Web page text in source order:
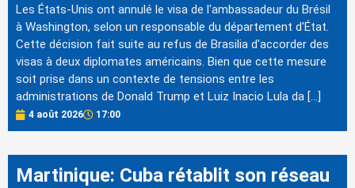
Les États-Unis ont annulé le visa de l'ambassadeur du Brésil
à Washington, selon un responsable du département d'État.
Cette décision fait suite au refus de Brasilia d'accorder des
visas à deux diplomates américains. Bien que cette mesure
soit prise dans un contexte de tensions entre les
administrations de Donald Trump et Luiz Inacio Lula da […]
4 août 2026 17:00
Martinique: Cuba rétablit son réseau